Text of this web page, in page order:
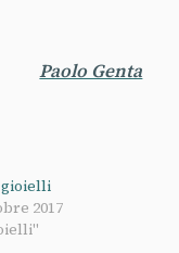
Paolo Genta
2017